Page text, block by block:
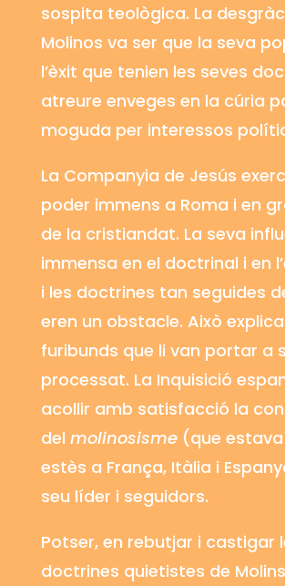
sospita teològica. La
Molinos va ser que la seva
l’èxit que tenien les seves
atreure enveges en la cúria
moguda per interessos
La Companyia de Jesús
poder immens a Roma i en
de la cristiandat. La seva
immensa en el doctrinal i en
i les doctrines tan seguides
eren un obstacle. Això
furibunds que li van portar a
processat. La Inquisició
acollir amb satisfacció la
del molinosisme(que
estès a França, Itàlia i
seu líder i seguidors.
Potser, en rebutjar i castigar
doctrines quietistes de